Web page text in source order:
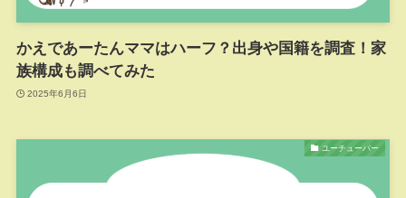
かえであーたんママはハーフ？出身や国籍を調査！家
族構成も調べてみた
2025年6月6日
ユーチューバー